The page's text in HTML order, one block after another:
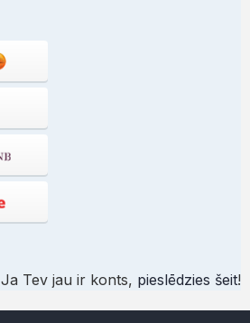
Ja Tev jau ir konts, pieslēdzies šeit!